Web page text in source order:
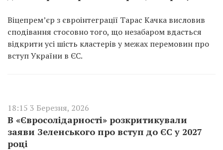
Віцепрем’єр з євроінтеграції Тарас Качка висловив
сподівання стосовно того, що незабаром вдасться
відкрити усі шість кластерів у межах перемовин про
вступ України в ЄС.
18:15 3 Березня, 2026
В «Євросолідарності» розкритикували
заяви Зеленського про вступ до ЄС у 2027
році